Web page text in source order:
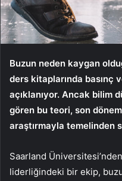
Buzun neden kaygan
ders kitaplarında basınç
açıklanıyor. Ancak bilim
gören bu teori, son
araştırmayla temelinden
Saarland Üniversitesi’nden
liderliğindeki bir ekip,